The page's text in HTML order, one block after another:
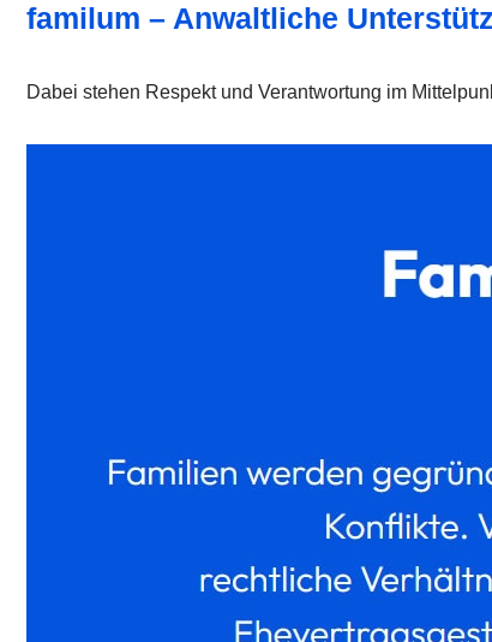
familum – Anwaltliche
Dabei stehen Respekt und Verantwortung im